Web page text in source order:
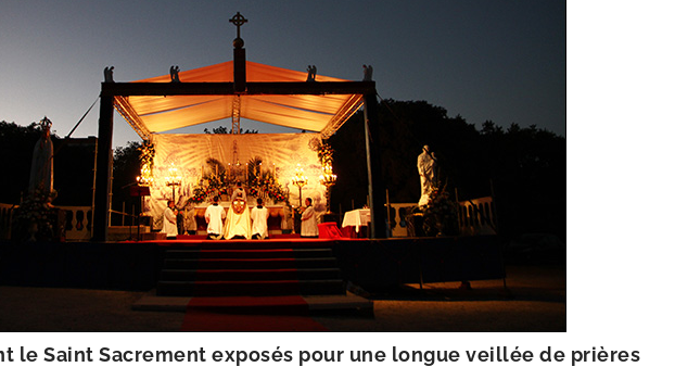
le Saint Sacrement expo­sés pour une longue veillée de prières